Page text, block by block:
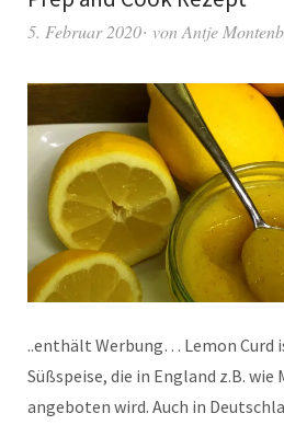
5. Februar 2020 vonAntje
..enthält Werbung… Lemon Curd
Süßspeise, die in England z.B. wie
angeboten wird. Auch in